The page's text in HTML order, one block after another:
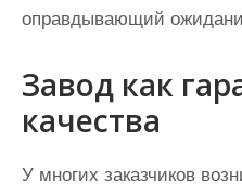
оправдывающий
Завод как
качества
У многих заказчиков